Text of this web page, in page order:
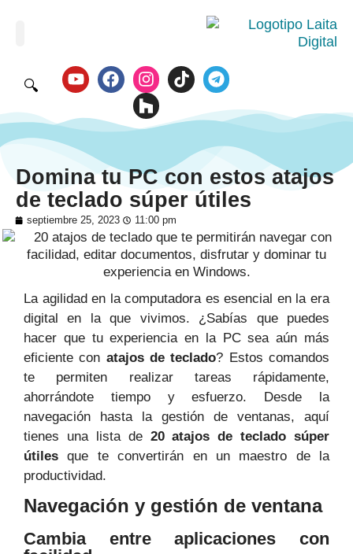
🔍
Domina tu PC con estos atajos
de teclado súper útiles
septiembre 25, 2023 11:00 pm
La agilidad en la computadora es esencial en la era
digital en la que vivimos. ¿Sabías que puedes
hacer que tu experiencia en la PC sea aún más
eficiente con atajos de teclado? Estos comandos
te permiten realizar tareas rápidamente,
ahorrándote tiempo y esfuerzo. Desde la
navegación hasta la gestión de ventanas, aquí
tienes una lista de 20 atajos de teclado súper
útiles que te convertirán en un maestro de la
productividad.
Navegación y gestión de ventana
Cambia entre aplicaciones con